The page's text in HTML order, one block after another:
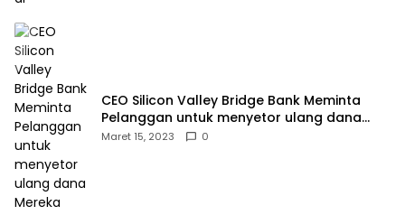
CEO Silicon Valley Bridge Bank Meminta
Pelanggan untuk menyetor ulang dana
Mereka
Maret 15, 2023 0